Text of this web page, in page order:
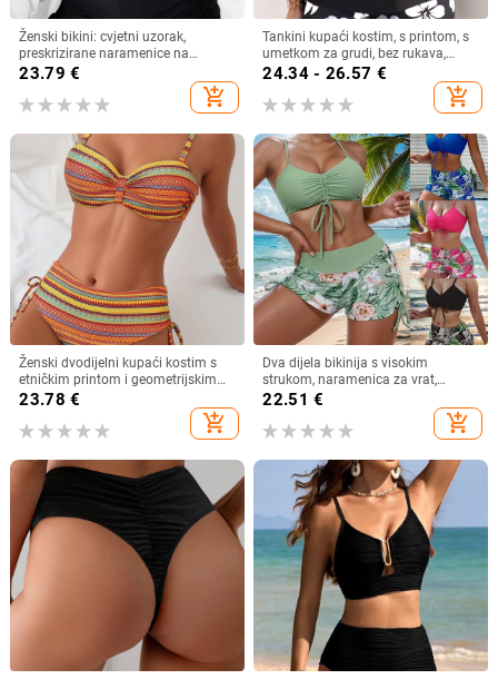
Ženski bikini: cvjetni uzorak,
preskrizirane naramenice na
leđima, otvoren leđa, s čeličnom
grudnjak, poliester
23.79 €
add_shopping_cart
Tankini kupaći kostim, s printom, s
umetkom za grudi, bez rukava,
poliester
24.34 - 26.57 €
add_shopping_cart
Ženski dvodijelni kupaći kostim s
etničkim printom i geometrijskim
uzorkom, s vezanjem vrpcom,
23.78 €
add_shopping_cart
Dva dijela bikinija s visokim
strukom, naramenica za vrat,
umetak za grudi, leđni dizajn bez
leđa, tkanina od poliester-elastana
22.51 €
add_shopping_cart